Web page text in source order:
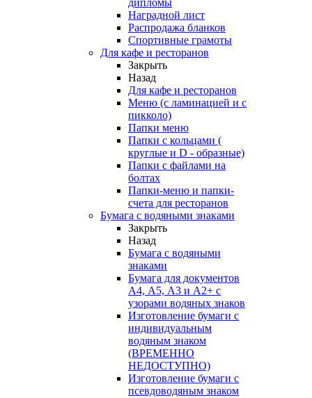
Наградной лист
Распродажа бланков
Спортивные грамоты
Для кафе и ресторанов
Закрыть
Назад
Для кафе и ресторанов
Меню (с ламинацией и с
пикколо)
Папки меню
Папки с кольцами (
круглые и D - образные)
Папки с файлами на
болтах
Папки-меню и папки-
счета для ресторанов
Бумага с водяными знаками
Закрыть
Назад
Бумага с водяными
знаками
Бумага для документов
А4, А5, А3 и А2+ с
узорами водяных знаков
Изготовление бумаги с
индивидуальным
водяным знаком
(ВРЕМЕННО
НЕДОСТУПНО)
Изготовление бумаги с
псевдоводяным знаком